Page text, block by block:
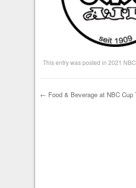
This entry was posted in 2021
← Food & Beverage at NBC Cup